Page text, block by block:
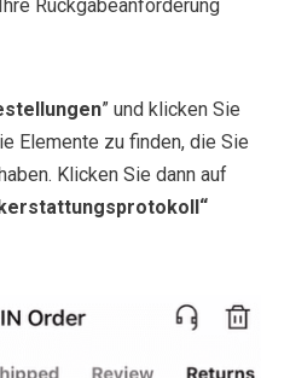
Rückgabeanforderung
” und klicken Sie
Elemente zu finden, die Sie
Klicken Sie dann auf